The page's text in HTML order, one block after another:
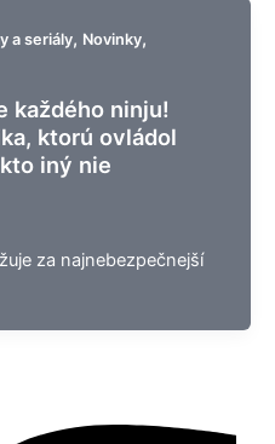
a seriály, Novinky,
každého ninju!
ktorú ovládol
iný nie
za najnebezpečnejší